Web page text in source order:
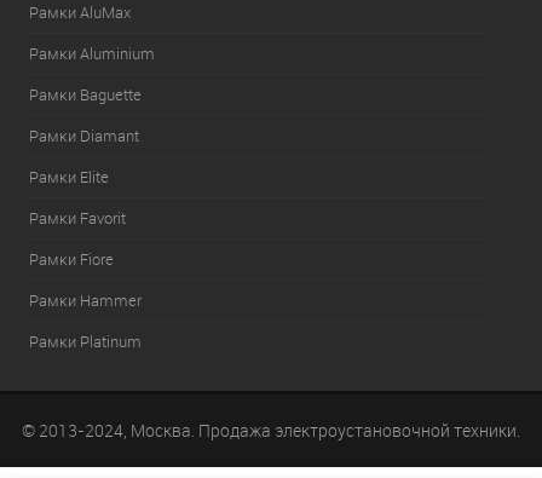
Рамки AluMax
Рамки Aluminium
Рамки Baguette
Рамки Diamant
Рамки Elite
Рамки Favorit
Рамки Fiore
Рамки Hammer
Рамки Platinum
© 2013-2024, Москва. Продажа электроустановочной техники.